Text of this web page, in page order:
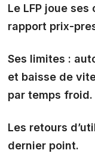
Le LFP joue
rapport prix-
Ses limites :
et baisse de
par temps froid.
Les retours
dernier point.